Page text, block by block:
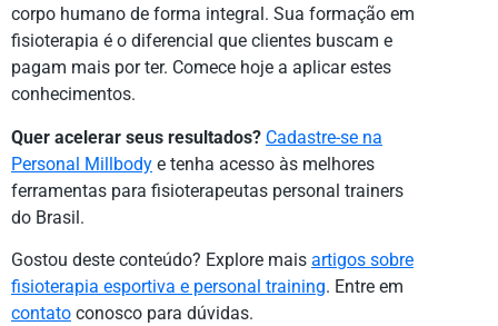
corpo humano de forma integral. Sua formação em
fisioterapia é o diferencial que clientes buscam e
pagam mais por ter. Comece hoje a aplicar estes
conhecimentos.
Quer acelerar seus resultados? Cadastre-se na
Personal Millbody e tenha acesso às melhores
ferramentas para fisioterapeutas personal trainers
do Brasil.
Gostou deste conteúdo? Explore mais artigos sobre
fisioterapia esportiva e personal training. Entre em
contato conosco para dúvidas.